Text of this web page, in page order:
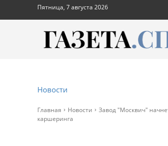
Пятница, 7 августа 2026
Новости
Главная Новости
Завод "Москвич"
каршеринга